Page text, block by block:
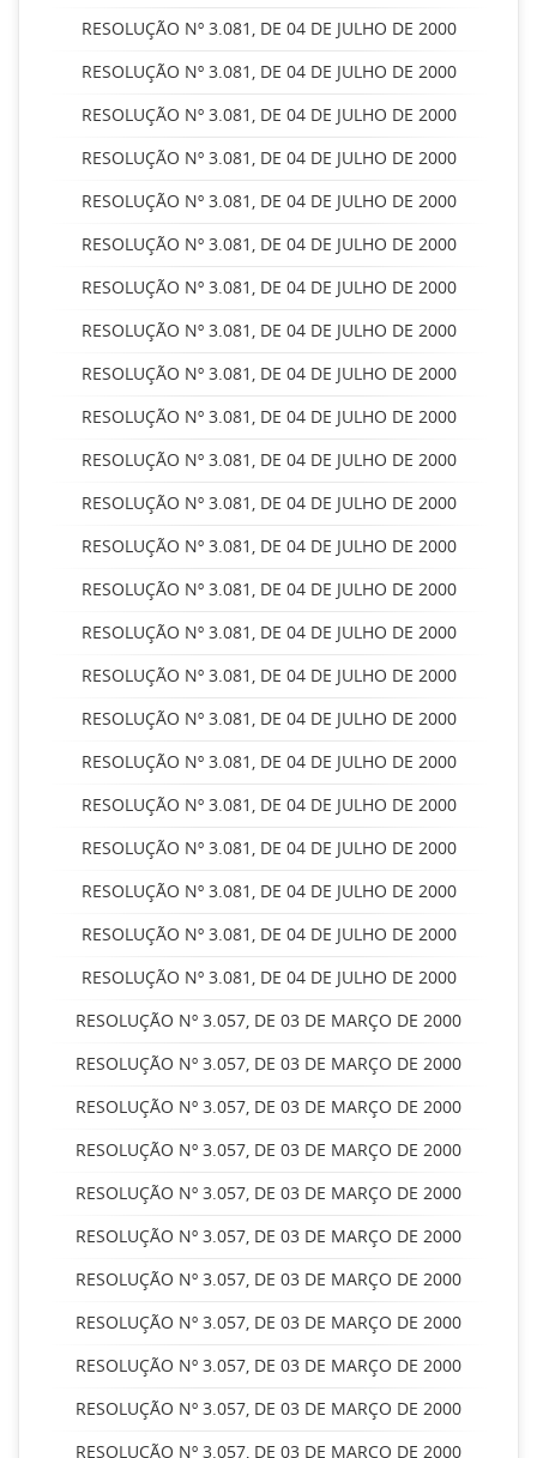
RESOLUÇÃO Nº 3.081, DE 04 DE JULHO DE 2000
RESOLUÇÃO Nº 3.081, DE 04 DE JULHO DE 2000
RESOLUÇÃO Nº 3.081, DE 04 DE JULHO DE 2000
RESOLUÇÃO Nº 3.081, DE 04 DE JULHO DE 2000
RESOLUÇÃO Nº 3.081, DE 04 DE JULHO DE 2000
RESOLUÇÃO Nº 3.081, DE 04 DE JULHO DE 2000
RESOLUÇÃO Nº 3.081, DE 04 DE JULHO DE 2000
RESOLUÇÃO Nº 3.081, DE 04 DE JULHO DE 2000
RESOLUÇÃO Nº 3.081, DE 04 DE JULHO DE 2000
RESOLUÇÃO Nº 3.081, DE 04 DE JULHO DE 2000
RESOLUÇÃO Nº 3.081, DE 04 DE JULHO DE 2000
RESOLUÇÃO Nº 3.081, DE 04 DE JULHO DE 2000
RESOLUÇÃO Nº 3.081, DE 04 DE JULHO DE 2000
RESOLUÇÃO Nº 3.081, DE 04 DE JULHO DE 2000
RESOLUÇÃO Nº 3.081, DE 04 DE JULHO DE 2000
RESOLUÇÃO Nº 3.081, DE 04 DE JULHO DE 2000
RESOLUÇÃO Nº 3.081, DE 04 DE JULHO DE 2000
RESOLUÇÃO Nº 3.081, DE 04 DE JULHO DE 2000
RESOLUÇÃO Nº 3.081, DE 04 DE JULHO DE 2000
RESOLUÇÃO Nº 3.081, DE 04 DE JULHO DE 2000
RESOLUÇÃO Nº 3.081, DE 04 DE JULHO DE 2000
RESOLUÇÃO Nº 3.081, DE 04 DE JULHO DE 2000
RESOLUÇÃO Nº 3.081, DE 04 DE JULHO DE 2000
RESOLUÇÃO Nº 3.057, DE 03 DE MARÇO DE 2000
RESOLUÇÃO Nº 3.057, DE 03 DE MARÇO DE 2000
RESOLUÇÃO Nº 3.057, DE 03 DE MARÇO DE 2000
RESOLUÇÃO Nº 3.057, DE 03 DE MARÇO DE 2000
RESOLUÇÃO Nº 3.057, DE 03 DE MARÇO DE 2000
RESOLUÇÃO Nº 3.057, DE 03 DE MARÇO DE 2000
RESOLUÇÃO Nº 3.057, DE 03 DE MARÇO DE 2000
RESOLUÇÃO Nº 3.057, DE 03 DE MARÇO DE 2000
RESOLUÇÃO Nº 3.057, DE 03 DE MARÇO DE 2000
RESOLUÇÃO Nº 3.057, DE 03 DE MARÇO DE 2000
RESOLUÇÃO Nº 3.057, DE 03 DE MARÇO DE 2000